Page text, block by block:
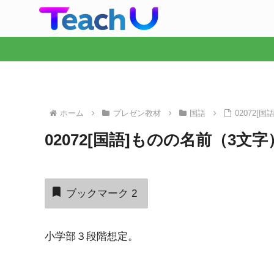
ホーム プレゼン教材 国語 02072[国
02072[国語]ものの名前（3文字
ブックマーク 2
小学部３段階想定。